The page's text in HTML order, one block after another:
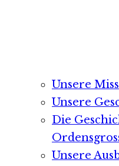
Unsere
Unsere
Die
Unsere